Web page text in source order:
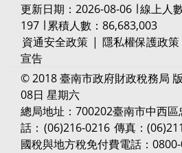
更新日期：2026-08-06 ∣ 線上人
197 ∣ 累積人數：86,683,003
資通安全政策 | 隱私權保護政策
宣告
© 2018 臺南市政府財政稅務局
08日 星期六
總局地址：700202臺南市中西區
話： (06)216-0216 傳真：
國稅與地方稅免付費電話：